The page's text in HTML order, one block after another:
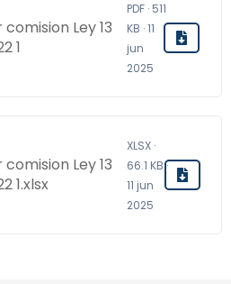
Ley 13
1
PDF · 511
KB · 11
jun
2025
Ley 13
1.xlsx
XLSX ·
66.1 KB ·
11 jun
2025